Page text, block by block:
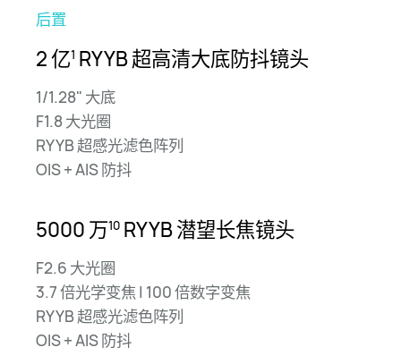
后置
2 亿1 RYYB 超高清大底防抖镜头
1/1.28" 大底
F1.8 大光圈
RYYB 超感光滤色阵列
OIS + AIS 防抖
5000 万10RYYB潜望长焦镜头
F2.6 大光圈
3.7 倍光学变焦 | 100 倍数字变焦
RYYB 超感光滤色阵列
OIS + AIS 防抖
前置
5000 万10
超清人像镜头
1/2.5" 超大底 | 0.8-5 倍变焦
红枫原色镜头
150 万多光谱通道
像素级光谱感知算法